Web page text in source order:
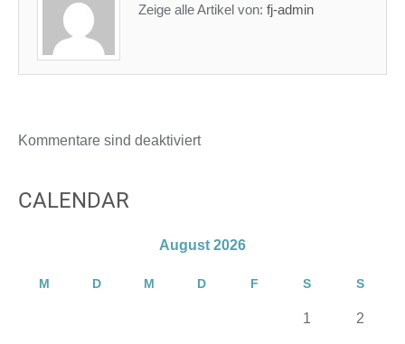
Zeige alle Artikel von: fj-admin
Kommentare sind deaktiviert
CALENDAR
August 2026
M D M D F S S
1 2